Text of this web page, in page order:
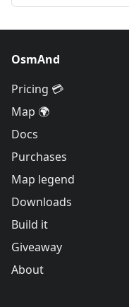
OsmAnd
Pricing 💳
Map 🌍
Docs
Purchases
Map legend
Downloads
Build it
Giveaway
About